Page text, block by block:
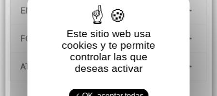
ENVÍOS Y DEVOLUCIONES
FORMAS DE PAGO
ATENCIÓN AL CLIENTE
Este sitio web usa
cookies y te permite
controlar las que
deseas activar